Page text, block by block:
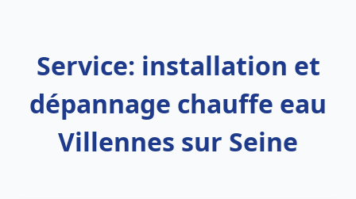
Service: installation et
dépannage chauffe eau
Villennes sur Seine